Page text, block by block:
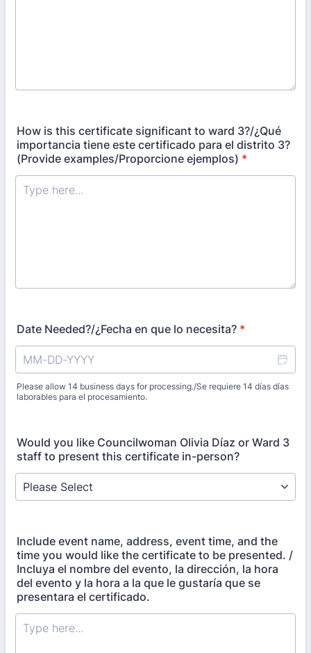
How is this certificate significant to ward 3?/¿Qué
importancia tiene este certificado para el distrito 3?
(Provide examples/Proporcione ejemplos) *
Date Needed?/¿Fecha en que lo necesita? *
Please allow 14 business days for processing./Se requiere 14 días días
laborables para el procesamiento.
Would you like Councilwoman Olivia Díaz or Ward 3
staff to present this certificate in-person?
Include event name, address, event time, and the
time you would like the certificate to be presented. /
Incluya el nombre del evento, la dirección, la hora
del evento y la hora a la que le gustaría que se
presentara el certificado.